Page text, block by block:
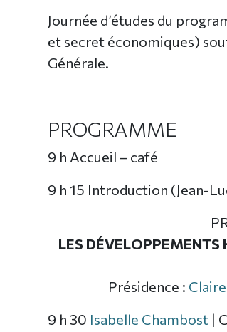
Journée d’études du
et secret économiques)
Générale.
PROGRAMME
9 h Accueil – café
9 h 15 Introduction (Jean-
LES
Présidence :
9 h 30 Isabelle Chambost |